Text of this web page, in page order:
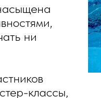
ни
классы,